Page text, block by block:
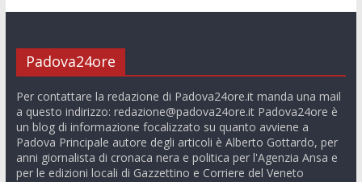
Padova24ore
Per contattare la redazione di Padova24ore.it manda una mail
a questo indirizzo: redazione@padova24ore.itPadova24ore è
un blog di informazione focalizzato su quanto avviene a
Padova Principale autore degli articoli è Alberto Gottardo, per
anni giornalista di cronaca nera e politica per l'Agenzia Ansa e
per le edizioni locali di Gazzettino e Corriere del Veneto